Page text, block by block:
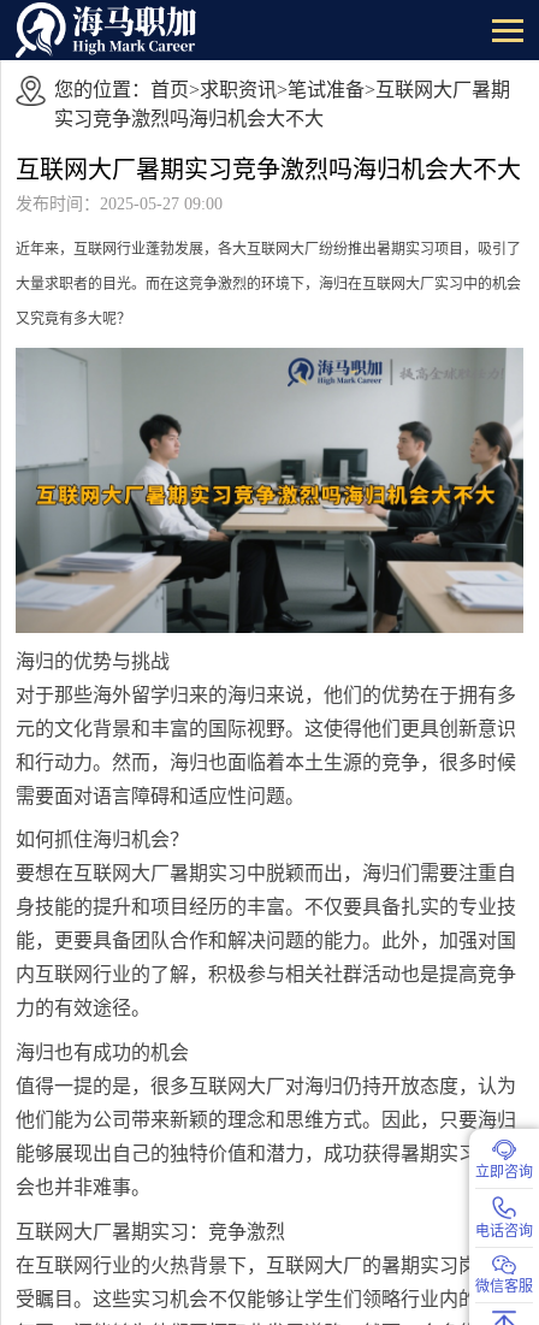
您的位置： 首页>求职资讯>笔试准备>互联网大厂暑期
实习竞争激烈吗海归机会大不大
互联网大厂暑期实习竞争激烈吗海归机会大不大
发布时间：2025-05-27 09:00
近年来，互联网行业蓬勃发展，各大互联网大厂纷纷推出暑期实习项目，吸引了
大量求职者的目光。而在这竞争激烈的环境下，海归在互联网大厂实习中的机会
又究竟有多大呢？
海归的优势与挑战
对于那些海外留学归来的海归来说，他们的优势在于拥有多
元的文化背景和丰富的国际视野。这使得他们更具创新意识
和行动力。然而，海归也面临着本土生源的竞争，很多时候
需要面对语言障碍和适应性问题。
如何抓住海归机会？
要想在互联网大厂暑期实习中脱颖而出，海归们需要注重自
身技能的提升和项目经历的丰富。不仅要具备扎实的专业技
能，更要具备团队合作和解决问题的能力。此外，加强对国
内互联网行业的了解，积极参与相关社群活动也是提高竞争
力的有效途径。
海归也有成功的机会
值得一提的是，很多互联网大厂对海归仍持开放态度，认为
他们能为公司带来新颖的理念和思维方式。因此，只要海归
能够展现出自己的独特价值和潜力，成功获得暑期实习的机
会也并非难事。
互联网大厂暑期实习：竞争激烈
在互联网行业的火热背景下，互联网大厂的暑期实习岗位备
受瞩目。这些实习机会不仅能够让学生们领略行业内的工作
立即咨询
电话咨询
微信客服